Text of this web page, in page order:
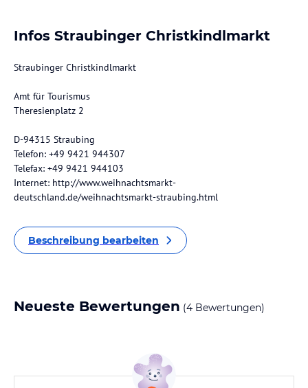
Infos Straubinger Christkindlmarkt
Straubinger Christkindlmarkt
Amt für Tourismus
Theresienplatz 2
D-94315 Straubing
Telefon: +49 9421 944307
Telefax: +49 9421 944103
Internet: http://www.weihnachtsmarkt-
deutschland.de/weihnachtsmarkt-straubing.html
Beschreibung bearbeiten
Neueste Bewertungen (4 Bewertungen)